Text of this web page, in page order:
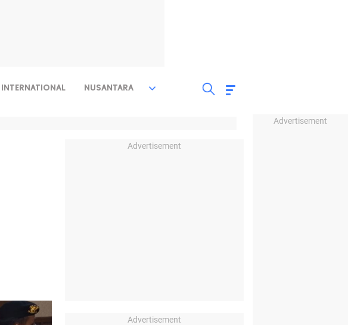
Advertisement
INTERNATIONAL NUSANTARA
Advertisement
Advertisement